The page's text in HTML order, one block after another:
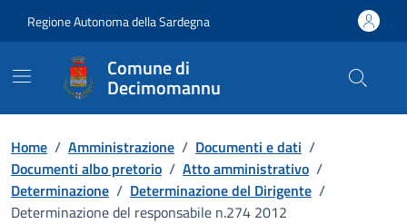
Regione Autonoma della Sardegna
Comune di
Decimomannu
Home / Amministrazione / Documenti e dati /
Documenti albo pretorio / Atto amministrativo /
Determinazione / Determinazione del Dirigente /
Determinazione del responsabile n.274 2012